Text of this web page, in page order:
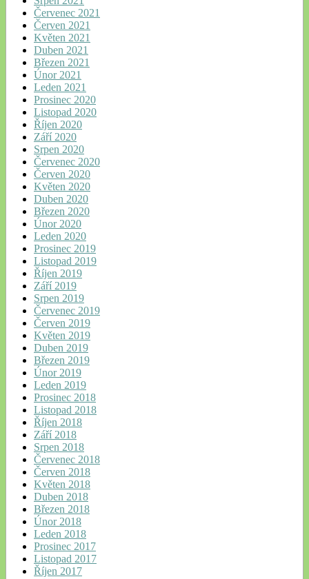
Červenec 2021
Červen 2021
Květen 2021
Duben 2021
Březen 2021
Únor 2021
Leden 2021
Prosinec 2020
Listopad 2020
Říjen 2020
Září 2020
Srpen 2020
Červenec 2020
Červen 2020
Květen 2020
Duben 2020
Březen 2020
Únor 2020
Leden 2020
Prosinec 2019
Listopad 2019
Říjen 2019
Září 2019
Srpen 2019
Červenec 2019
Červen 2019
Květen 2019
Duben 2019
Březen 2019
Únor 2019
Leden 2019
Prosinec 2018
Listopad 2018
Říjen 2018
Září 2018
Srpen 2018
Červenec 2018
Červen 2018
Květen 2018
Duben 2018
Březen 2018
Únor 2018
Leden 2018
Prosinec 2017
Listopad 2017
Říjen 2017